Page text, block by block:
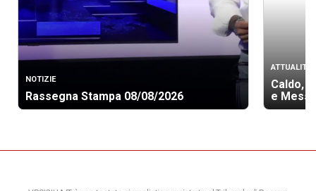
NOTIZIE
Rassegna Stampa 08/08/2026
ATTUALITÀ
Caldo,
e